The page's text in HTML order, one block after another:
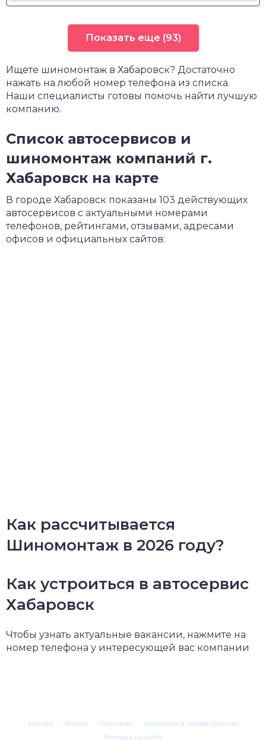
Показать еще (93)
Ищете шиномонтаж в Хабаровск? Достаточно
нажать на любой номер телефона из списка.
Наши специалисты готовы помочь найти лучшую
компанию.
Список автосервисов и
шиномонтаж компаний г.
Хабаровск на карте
В городе Хабаровск показаны 103 действующих
автосервисов с актуальными номерами
телефонов, рейтингами, отзывами, адресами
офисов и официальных сайтов:
Как рассчитывается
Шиномонтаж в 2026 году?
Как устроиться в автосервис
Хабаровск
Чтобы узнать актуальные вакансии, нажмите на
номер телефона у интересующей вас компании
Москва Химки Одинцово
Компании в городах России
Реклама на сайте